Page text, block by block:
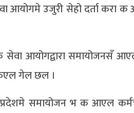
आयोगमे उजुरी सेहो दर्ता करा
आयोगद्वारा समायोजनसँ
गेल छल ।
समायोजन भ क आएल